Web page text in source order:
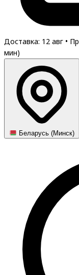
Доставка: 12 авг •
мин)
Беларусь (Минск)